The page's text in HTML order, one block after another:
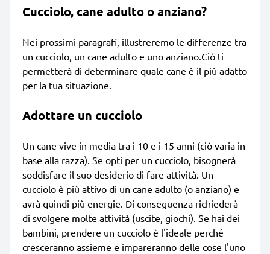
Cucciolo, cane adulto o anziano?
Nei prossimi paragrafi, illustreremo le differenze tra
un cucciolo, un cane adulto e uno anziano.Ciò ti
permetterà di determinare quale cane è il più adatto
per la tua situazione.
Adottare un cucciolo
Un cane vive in media tra i 10 e i 15 anni (ciò varia in
base alla razza). Se opti per un cucciolo, bisognerà
soddisfare il suo desiderio di fare attività. Un
cucciolo è più attivo di un cane adulto (o anziano) e
avrà quindi più energie. Di conseguenza richiederà
di svolgere molte attività (uscite, giochi). Se hai dei
bambini, prendere un cucciolo è l'ideale perché
cresceranno assieme e impareranno delle cose l'uno